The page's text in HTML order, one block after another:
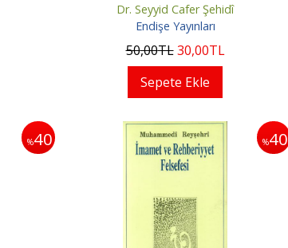
Dr. Seyyid Cafer Şehidî
Endişe Yayınları
50,00TL 30,00TL
Sepete Ekle
%40 %40